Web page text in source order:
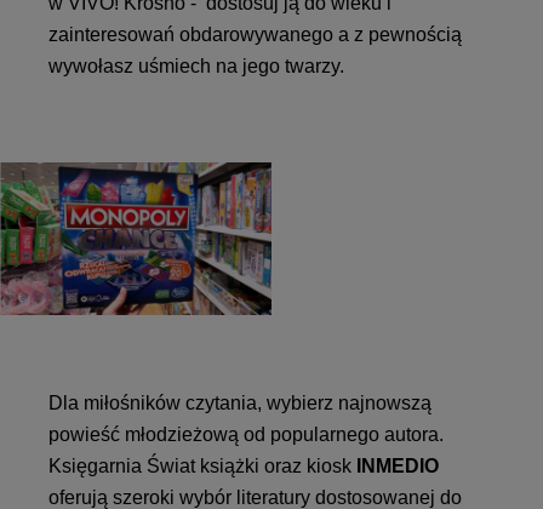
zainteresowań obdarowywanego a z pewnością
wywołasz uśmiech na jego twarzy.
Dla miłośników czytania, wybierz najnowszą
powieść młodzieżową od popularnego autora.
Księgarnia Świat książki oraz kiosk
INMEDIO
oferują szeroki wybór literatury dostosowanej do